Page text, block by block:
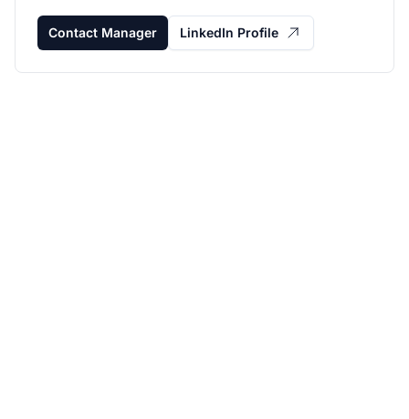
Contact Manager LinkedIn Profile